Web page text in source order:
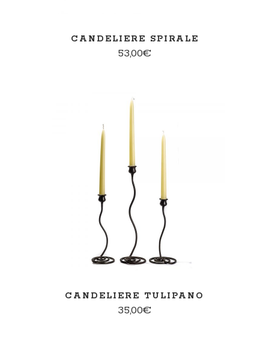
CANDELIERE SPIRALE
53,00€
SCEGLI
CANDELIERE TULIPANO
35,00€